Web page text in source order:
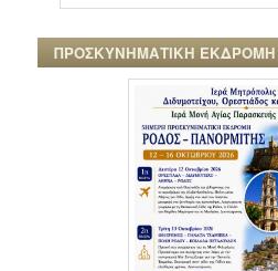
ΠΡΟΣΚΥΝΗΜΑΤΙΚΗ ΕΚΔΡΟΜΗ